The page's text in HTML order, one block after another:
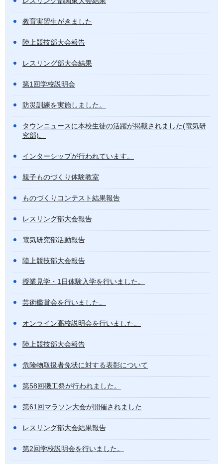
教育実習生がきました
陸上競技部大会報告
レスリング部大会結果
第1回学校説明会
防災訓練を実施しました。
タウンニュースに本校生徒の活躍が掲載されました(電気研
究部)。
インターシップが行われています。
親子ものづくり体験教室
ものづくりコンテスト結果報告
レスリング部大会報告
電気研究部活動報告
陸上競技部大会報告
授業見学・1日体験入学を行いました。
芸術鑑賞会を行いました。
オンライン高校説明会を行いました。
陸上競技部大会報告
危険物取扱者免状に対する表彰について
第58回磯工祭が行われました。
第61回マラソン大会が開催されました
レスリング部大会結果報告
第2回学校説明会を行いました。